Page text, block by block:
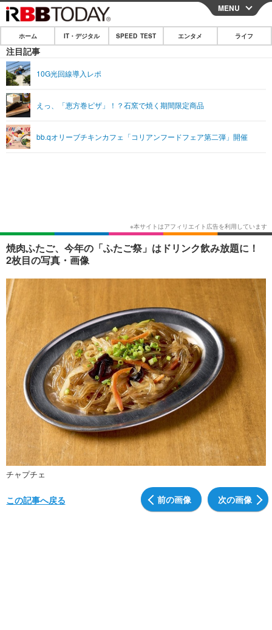
CLOSE
ホーム
IT・デジタル
ショッピング その他
SPEED TEST
エンタメ
エンタメTOP 映画・ドラマ
ショッピング その他
ライフ
MENU
ホーム IT・デジタル SPEED TEST エンタメ ライフ
注目記事
10G光回線導入レポ
えっ、「恵方巻ピザ」！？石窯で焼く期間限定商品
bb.qオリーブチキンカフェ「コリアンフードフェア第二弾」開催
焼肉ふたご、今年の「ふたご祭」はドリンク飲み放題に！
2枚目の写真・画像
チャプチェ
前の画像 次の画像
この記事へ戻る